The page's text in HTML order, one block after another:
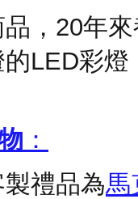
，20年
LED彩
：
禮品為馬